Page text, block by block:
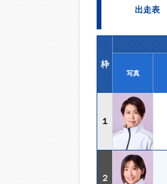
出走表
枠
写真
１
２